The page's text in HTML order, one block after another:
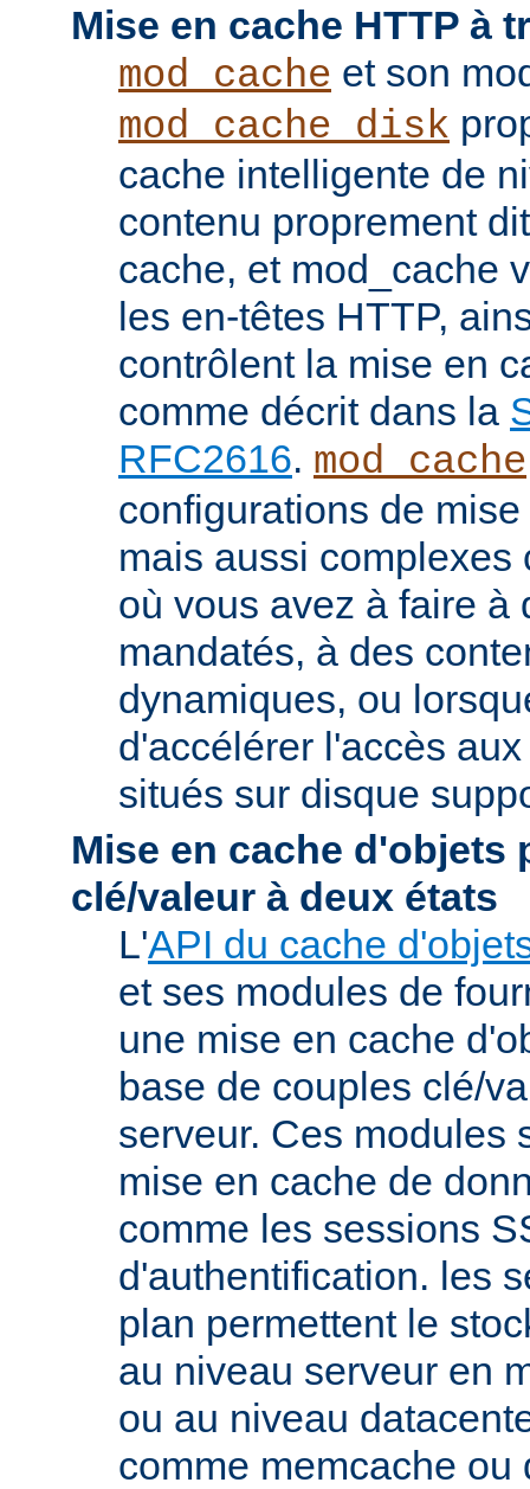
Mise en cache HTTP à
mod_cache et son
mod_cache_disk
cache intelligente de
contenu proprement
cache, et mod_cache
les en-têtes HTTP,
contrôlent la mise en
comme décrit dans la
RFC2616. mod_cache
configurations de
mais aussi complexes
où vous avez à faire à
mandatés, à des
dynamiques, ou
d'accélérer l'accès
situés sur disque
Mise en cache d'objets
clé/valeur à deux états
L'API du cache
et ses modules de
une mise en cache
base de couples clé/
serveur. Ces modules
mise en cache de
comme les sessions
d'authentification. les
plan permettent le
au niveau serveur en
ou au niveau
comme memcache ou